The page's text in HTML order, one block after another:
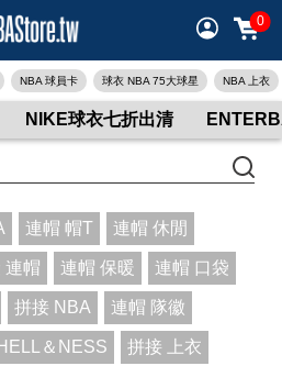
0
NBA 球員卡 球衣 NBA 75大球星 NBA 上衣
NIKE球衣七折出清
連帽 帽T 連帽 休閒
連帽 連帽 保暖 連帽 口袋
拼接 NBA 連帽 隊徽
＆NESS 拼接 上衣